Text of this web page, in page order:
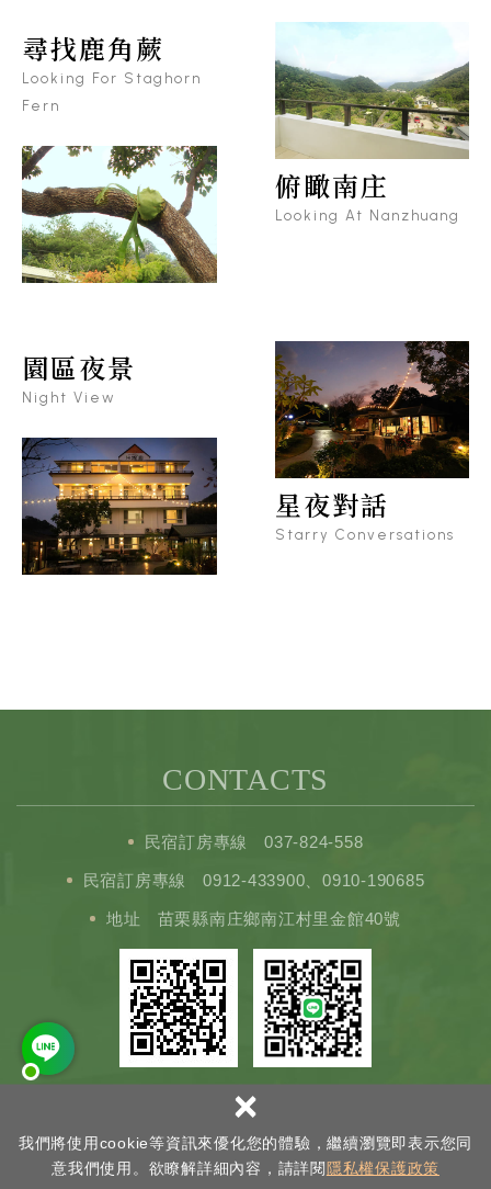
我們將使用cookie等資訊來優化您的體驗，繼續瀏覽即表示您同
意我們使用。欲瞭解詳細內容，請詳閱 隱私權保護政策
×
尋找鹿角蕨
Looking For Staghorn
Fern
俯瞰南庄
Looking At Nanzhuang
園區夜景
Night View
星夜對話
Starry Conversations
CONTACTS
民宿訂房專線 037-824-558
民宿訂房專線 0912-433900 、0910-190685
地址 苗栗縣南庄鄉南江村里金館40號
Copyright © 南庄民宿＿米堤園 All Rights Reserved.
網頁設計 ：新視野